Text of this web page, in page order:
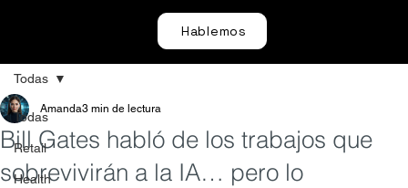
Hablemos
Todas
Retail
Health
Todas
Bill Gates habló de los trabajos que
sobrevivirán a la IA… pero lo
Amanda3 min de lectura